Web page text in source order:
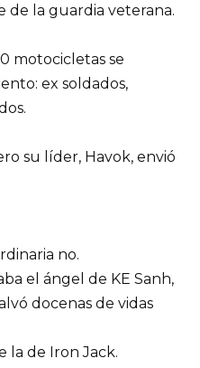
de la guardia veterana.
motocicletas se
ex soldados,
su líder, Havok, envió
no.
el ángel de KE Sanh,
docenas de vidas
la de Iron Jack.